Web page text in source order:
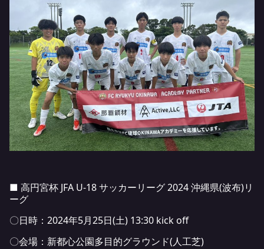
■ 高円宮杯 JFA U-18 サッカーリーグ 2024 沖縄県(波布)リ
ーグ
〇日時：2024年5月25日(土) 13:30 kick off
〇会場：新都心公園多目的グラウンド(人工芝)